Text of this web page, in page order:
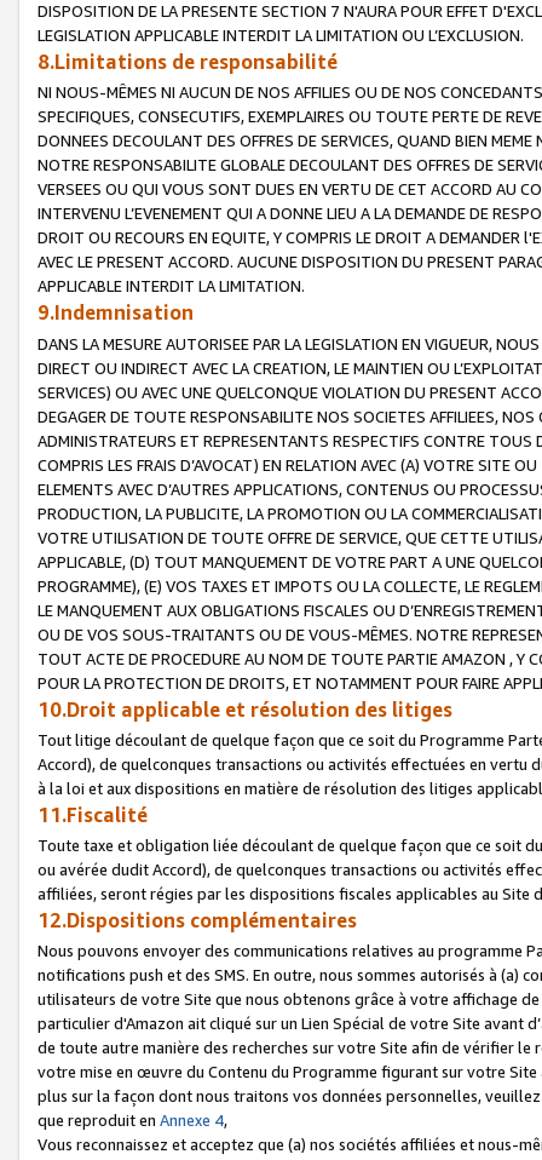
DISPOSITION DE LA PRESENTE SECTION 7 N'AURA POUR EFFET
LEGISLATION APPLICABLE INTERDIT LA LIMITATION OU L’EXCLUSION.
8.Limitations de responsabilité
NI NOUS-MÊMES NI AUCUN DE NOS AFFILIES OU DE NOS
SPECIFIQUES, CONSECUTIFS, EXEMPLAIRES OU TOUTE PERTE DE
DONNEES DECOULANT DES OFFRES DE SERVICES, QUAND BIEN
NOTRE RESPONSABILITE GLOBALE DECOULANT DES OFFRES DE
VERSEES OU QUI VOUS SONT DUES EN VERTU DE CET ACCORD AU
INTERVENU L’EVENEMENT QUI A DONNE LIEU A LA DEMANDE DE
DROIT OU RECOURS EN EQUITE, Y COMPRIS LE DROIT A DEMANDER
AVEC LE PRESENT ACCORD. AUCUNE DISPOSITION DU PRESENT
APPLICABLE INTERDIT LA LIMITATION.
9.Indemnisation
DANS LA MESURE AUTORISEE PAR LA LEGISLATION EN VIGUEUR,
DIRECT OU INDIRECT AVEC LA CREATION, LE MAINTIEN OU
SERVICES) OU AVEC UNE QUELCONQUE VIOLATION DU PRESENT
DEGAGER DE TOUTE RESPONSABILITE NOS SOCIETES AFFILIEES,
ADMINISTRATEURS ET REPRESENTANTS RESPECTIFS CONTRE
COMPRIS LES FRAIS D’AVOCAT) EN RELATION AVEC (A) VOTRE SITE
ELEMENTS AVEC D’AUTRES APPLICATIONS, CONTENUS OU
PRODUCTION, LA PUBLICITE, LA PROMOTION OU LA
VOTRE UTILISATION DE TOUTE OFFRE DE SERVICE, QUE CETTE
APPLICABLE, (D) TOUT MANQUEMENT DE VOTRE PART A UNE
PROGRAMME), (E) VOS TAXES ET IMPOTS OU LA COLLECTE, LE
LE MANQUEMENT AUX OBLIGATIONS FISCALES OU
OU DE VOS SOUS-TRAITANTS OU DE VOUS-MÊMES. NOTRE
TOUT ACTE DE PROCEDURE AU NOM DE TOUTE PARTIE AMAZON , Y
POUR LA PROTECTION DE DROITS, ET NOTAMMENT POUR FAIRE
10.Droit applicable et résolution des litiges
Tout litige découlant de quelque façon que ce soit du Programme
Accord), de quelconques transactions ou activités effectuées en vertu
à la loi et aux dispositions en matière de résolution des litiges
11.Fiscalité
Toute taxe et obligation liée découlant de quelque façon que ce soit
ou avérée dudit Accord), de quelconques transactions ou activités
affiliées, seront régies par les dispositions fiscales applicables au Site
12.Dispositions complémentaires
Nous pouvons envoyer des communications relatives au programme
notifications push et des SMS. En outre, nous sommes autorisés à
utilisateurs de votre Site que nous obtenons grâce à votre affichage
particulier d'Amazon ait cliqué sur un Lien Spécial de votre Site avant
de toute autre manière des recherches sur votre Site afin de vérifier
votre mise en œuvre du Contenu du Programme figurant sur votre
plus sur la façon dont nous traitons vos données personnelles,
que reproduit en Annexe 4,
Vous reconnaissez et acceptez que (a) nos sociétés affiliées et nous-